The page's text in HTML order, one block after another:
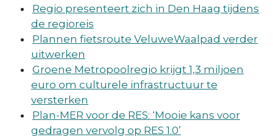
Regio presenteert zich in Den Haag tijdens
de regioreis
Plannen fietsroute VeluweWaalpad verder
uitwerken
Groene Metropoolregio krijgt 1,3 miljoen
euro om culturele infrastructuur te
versterken
Plan-MER voor de RES: ‘Mooie kans voor
gedragen vervolg op RES 1.0’